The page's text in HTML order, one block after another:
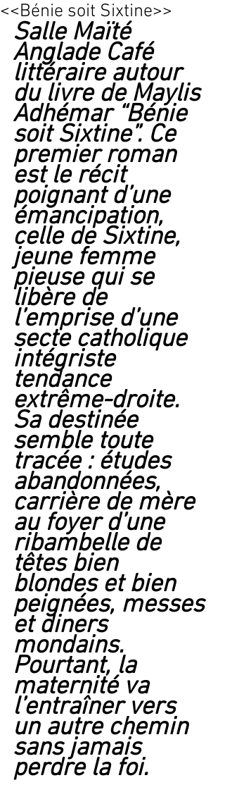
<<Bénie soit Sixtine>>
Salle Maïté
Anglade Café
littéraire autour
du livre de Maylis
Adhémar “Bénie
soit Sixtine”. Ce
premier roman
est le récit
poignant d’une
émancipation,
celle de Sixtine,
jeune femme
pieuse qui se
libère de
l’emprise d’une
secte catholique
intégriste
tendance
extrême-droite.
Sa destinée
semble toute
tracée : études
abandonnées,
carrière de mère
au foyer d’une
ribambelle de
têtes bien
blondes et bien
peignées, messes
et diners
mondains.
Pourtant, la
maternité va
l’entraîner vers
un autre chemin
sans jamais
perdre la foi.